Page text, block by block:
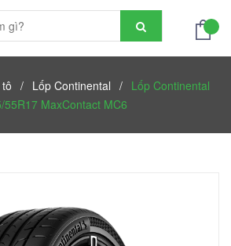
/ Lốp Continental / Lốp Continental
55R17 MaxContact MC6